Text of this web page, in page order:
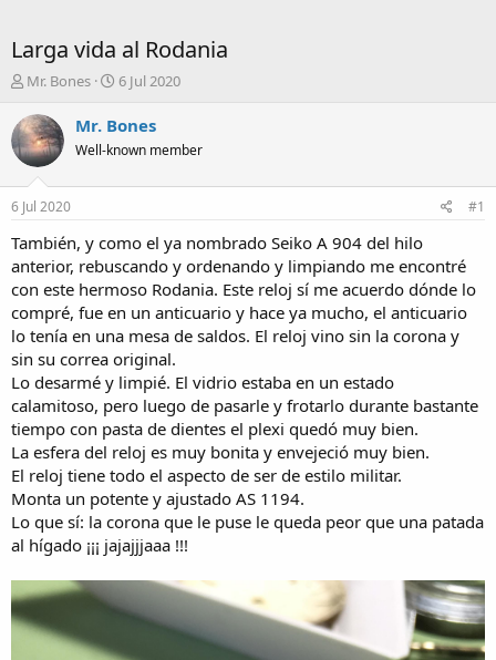
Larga vida al Rodania
I
i
c
i
d
r
d
e
l
t
e
m
a
Mr. Bones
F
c
a
n
i
c
i
o
6 Jul 2020
Mr. Bones
Well-known member
6 Jul 2020 #1
También, y como el ya nombrado Seiko A 904 del hilo
anterior, rebuscando y ordenando y limpiando me encontré
con este hermoso Rodania. Este reloj sí me acuerdo dónde lo
compré, fue en un anticuario y hace ya mucho, el anticuario
lo tenía en una mesa de saldos. El reloj vino sin la corona y
sin su correa original.
Lo desarmé y limpié. El vidrio estaba en un estado
calamitoso, pero luego de pasarle y frotarlo durante bastante
tiempo con pasta de dientes el plexi quedó muy bien.
La esfera del reloj es muy bonita y envejeció muy bien.
El reloj tiene todo el aspecto de ser de estilo militar.
Monta un potente y ajustado AS 1194.
Lo que sí: la corona que le puse le queda peor que una patada
al hígado ¡¡¡ jajajjjaaa !!!